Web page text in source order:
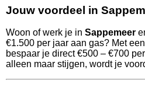
Jouw voordeel in
Woon of werk je in Sappemeer
€1.500 per jaar aan gas? Met
bespaar je direct €500 – €700
alleen maar stijgen, wordt je